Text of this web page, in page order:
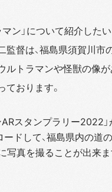
ン」について紹介したい
督は、福島県須賀川市
トラマンや怪獣の像が
おります。
ARスタンプラリー2022
ドして、福島県内の道
写真を撮ることが出来